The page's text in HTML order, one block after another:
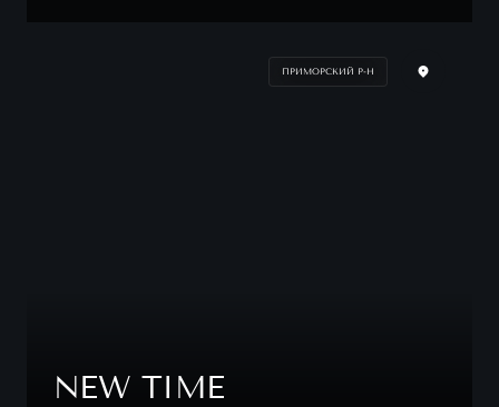
ПРИМОРСКИЙ Р-Н
NEW TIME